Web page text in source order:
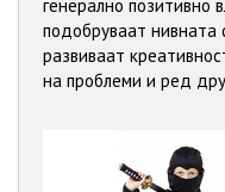
генерално позитивно
подобруваат нивната
развиваат
на проблеми и ред